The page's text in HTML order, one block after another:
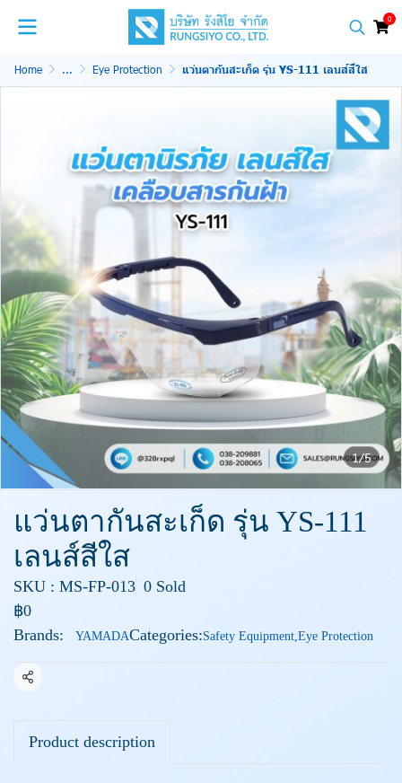
0
Home ... Eye Protection แว่นตากันสะเก็ด รุ่น YS-111 เลนส์สีใส
1/5
แว่นตากันสะเก็ด รุ่น YS-111
เลนส์สีใส
SKU : MS-FP-013 0 Sold
฿0
Brands:
YAMADACategories:Safety Equipment,Eye Protection
Share
Product description